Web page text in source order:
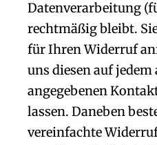
Datenverarbeitung
rechtmäßig bleibt.
für Ihren Widerruf
uns diesen auf jedem
angegebenen
lassen. Daneben
vereinfachte